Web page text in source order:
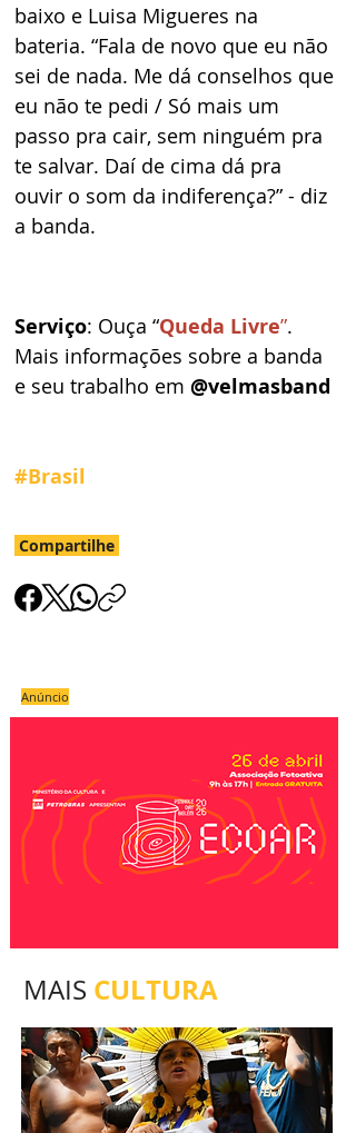
baixo e Luisa Migueres na
bateria. “Fala de novo que eu não
sei de nada. Me dá conselhos que
eu não te pedi / Só mais um
passo pra cair, sem ninguém pra
te salvar. Daí de cima dá pra
ouvir o som da indiferença?” - diz
a banda.
Serviço: Ouça “Queda Livre”.
Mais informações sobre a banda
e seu trabalho em @velmasband
#Brasil
Compartilhe
Anúncio
MAIS CULTURA